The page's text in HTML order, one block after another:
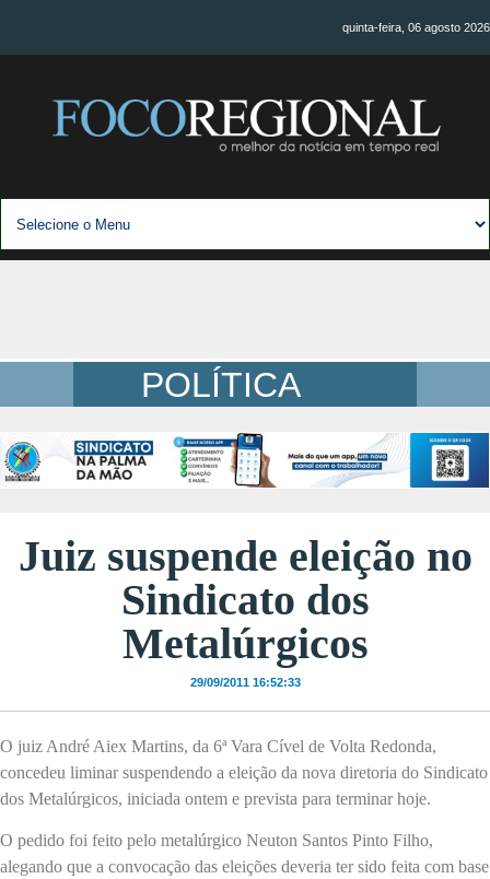
quinta-feira, 06 agosto 2026
POLÍTICA
Juiz suspende eleição no
Sindicato dos
Metalúrgicos
29/09/2011 16:52:33
O juiz André Aiex Martins, da 6ª Vara Cível de Volta Redonda,
concedeu liminar suspendendo a eleição da nova diretoria do Sindicato
dos Metalúrgicos, iniciada ontem e prevista para terminar hoje.
O pedido foi feito pelo metalúrgico Neuton Santos Pinto Filho,
alegando que a convocação das eleições deveria ter sido feita com base